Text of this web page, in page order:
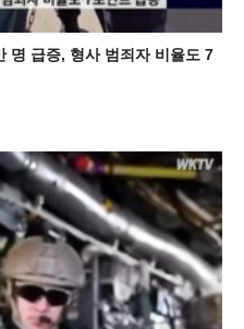
명 급증, 형사 범죄자 비율도 7